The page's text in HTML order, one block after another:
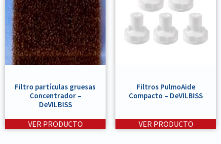
Filtro partículas gruesas
Concentrador –
DeVILBISS
VER PRODUCTO
Filtros PulmoAide
Compacto – DeVILBISS
VER PRODUCTO